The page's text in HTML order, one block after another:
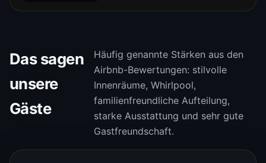
Das sagen
unsere
Gäste
Häufig genannte Stärken aus den
Airbnb-Bewertungen: stilvolle
Innenräume, Whirlpool,
familienfreundliche Aufteilung,
starke Ausstattung und sehr gute
Gastfreundschaft.